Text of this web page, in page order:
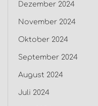
Dezember 2024
November 2024
Oktober 2024
September 2024
August 2024
Juli 2024